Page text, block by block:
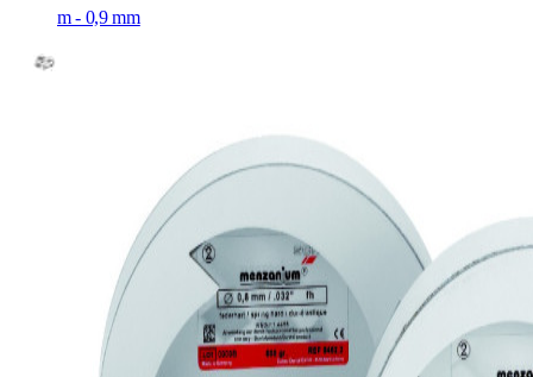
m - 0,9 mm